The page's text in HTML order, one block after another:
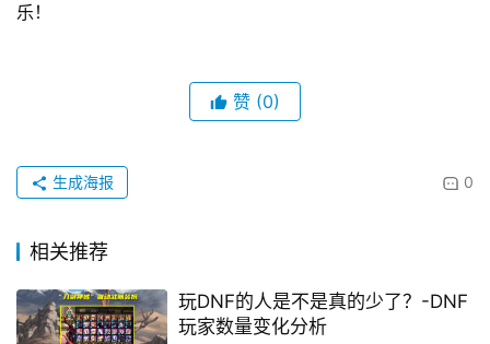
乐！
赞 (0)
0
生成海报
相关推荐
玩DNF的人是不是真的少了？-DNF
玩家数量变化分析